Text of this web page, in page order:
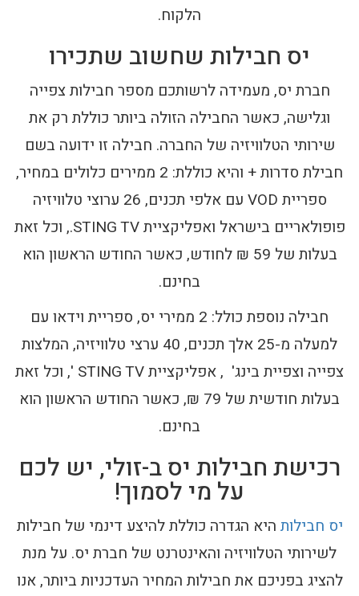
הלקוח.
יס חבילות שחשוב שתכירו
חברת יס, מעמידה לרשותכם מספר חבילות צפייה
וגלישה, כאשר החבילה הזולה ביותר כוללת רק את
שירותי הטלוויזיה של החברה. חבילה זו ידועה בשם
חבילת סדרות + והיא כוללת: 2 ממירים כלולים במחיר,
ספריית VOD עם אלפי תכנים, 26 ערוצי טלוויזיה
פופולאריים בישראל ואפליקציית STING TV., וכל זאת
בעלות של 59 ₪ לחודש, כאשר החודש הראשון הוא
בחינם.
חבילה נוספת כולל: 2 ממירי יס, ספריית וידאו עם
למעלה מ-25 אלך תכנים, 40 ערצי טלוויזיה, המלצות
צפייה וצפיית בינג' , אפליקציית STING TV ', וכל זאת
בעלות חודשית של 79 ₪, כאשר החודש הראשון הוא
בחינם.
רכישת חבילות יס ב-זולי, יש לכם
על מי לסמוך!
יס חבילות היא הגדרה כוללת להיצע דינמי של חבילות
לשירותי הטלוויזיה והאינטרנט של חברת יס. על מנת
להציג בפניכם את חבילות המחיר העדכניות ביותר, אנו